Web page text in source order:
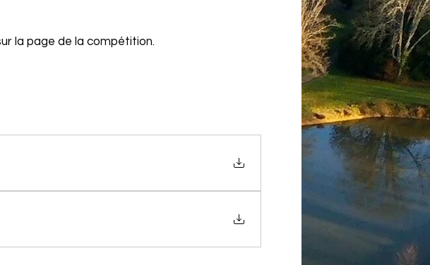
la page de la compétition.